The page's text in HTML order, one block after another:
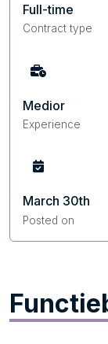
Full-time
Contract type
Medior
Experience
March 30th
Posted on